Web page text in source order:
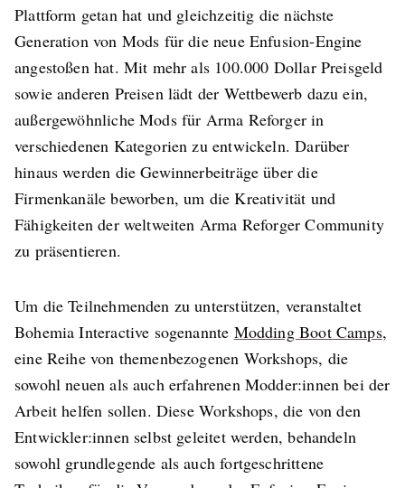
Plattform getan hat und gleichzeitig die nächste
Generation von Mods für die neue Enfusion-Engine
angestoßen hat. Mit mehr als 100.000 Dollar Preisgeld
sowie anderen Preisen lädt der Wettbewerb dazu ein,
außergewöhnliche Mods für Arma Reforger in
verschiedenen Kategorien zu entwickeln. Darüber
hinaus werden die Gewinnerbeiträge über die
Firmenkanäle beworben, um die Kreativität und
Fähigkeiten der weltweiten Arma Reforger Community
zu präsentieren.
Um die Teilnehmenden zu unterstützen, veranstaltet
Bohemia Interactive sogenannte Modding Boot Camps,
eine Reihe von themenbezogenen Workshops, die
sowohl neuen als auch erfahrenen Modder:innen bei der
Arbeit helfen sollen. Diese Workshops, die von den
Entwickler:innen selbst geleitet werden, behandeln
sowohl grundlegende als auch fortgeschrittene